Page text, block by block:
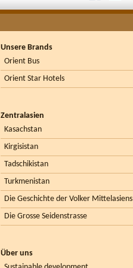
Unsere Brands
Orient Bus
Orient Star Hotels
Zentralasien
Kasachstan
Kirgisistan
Tadschikistan
Turkmenistan
Die Geschichte der Volker Mittelasiens
Die Grosse Seidenstrasse
Über uns